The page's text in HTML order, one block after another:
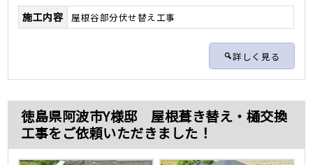
施工内容 屋根谷部分伏せ替え工事
詳しく見る
徳島県阿波市Y様邸 屋根葺き替え・樋交換
工事をご依頼いただきました！